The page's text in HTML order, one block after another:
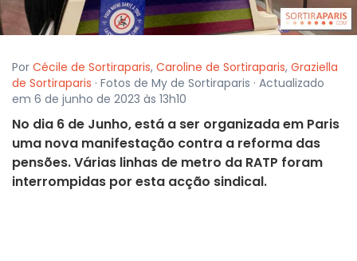
Por Cécile de Sortiraparis, Caroline de Sortiraparis, Graziella
de Sortiraparis · Fotos de My de Sortiraparis · Actualizado
em 6 de junho de 2023 às 13h10
No dia 6 de Junho, está a ser organizada em Paris
uma nova manifestação contra a reforma das
pensões. Várias linhas de metro da RATP foram
interrompidas por esta acção sindical.